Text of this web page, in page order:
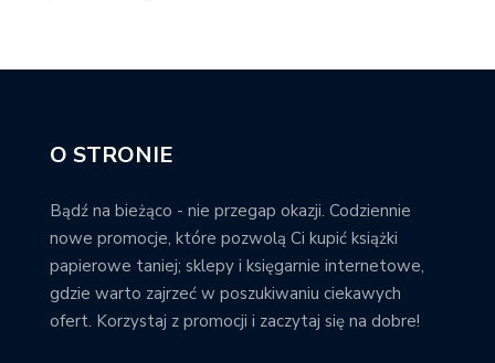
O STRONIE
Bądź na bieżąco - nie przegap okazji. Codziennie
nowe promocje, które pozwolą Ci kupić książki
papierowe taniej; sklepy i księgarnie internetowe,
gdzie warto zajrzeć w poszukiwaniu ciekawych
ofert. Korzystaj z promocji i zaczytaj się na dobre!